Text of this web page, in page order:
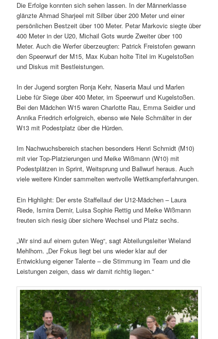
Die Erfolge konnten sich sehen lassen. In der Männerklasse
glänzte Ahmad Sharjeel mit Silber über 200 Meter und einer
persönlichen Bestzeit über 100 Meter. Petar Markovic siegte über
400 Meter in der U20, Michail Gots wurde Zweiter über 100
Meter. Auch die Werfer überzeugten: Patrick Freistofen gewann
den Speerwurf der M15, Max Kuban holte Titel im Kugelstoßen
und Diskus mit Bestleistungen.
In der Jugend sorgten Ronja Kehr, Naseria Maul und Marlen
Liebe für Siege über 400 Meter, im Speerwurf und Kugelstoßen.
Bei den Mädchen W15 waren Charlotte Rau, Emma Seidler und
Annika Friedrich erfolgreich, ebenso wie Nele Schmälter in der
W13 mit Podestplatz über die Hürden.
Im Nachwuchsbereich stachen besonders Henri Schmidt (M10)
mit vier Top-Platzierungen und Meike Wißmann (W10) mit
Podestplätzen in Sprint, Weitsprung und Ballwurf heraus. Auch
viele weitere Kinder sammelten wertvolle Wettkampferfahrungen.
Ein Highlight: Der erste Staffellauf der U12-Mädchen – Laura
Riede, Ismira Demir, Luisa Sophie Rettig und Meike Wißmann
freuten sich riesig über sichere Wechsel und Platz sechs.
„Wir sind auf einem guten Weg“, sagt Abteilungsleiter Wieland
Mehlhorn. „Der Fokus liegt bei uns wieder klar auf der
Entwicklung eigener Talente – die Stimmung im Team und die
Leistungen zeigen, dass wir damit richtig liegen.“